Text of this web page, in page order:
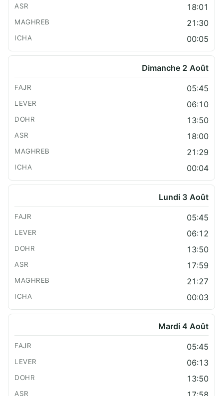
18:01
21:30
00:05
Dimanche 2 Août
05:45
06:10
13:50
18:00
21:29
00:04
Lundi 3 Août
05:45
06:12
13:50
17:59
21:27
00:03
Mardi 4 Août
05:45
06:13
13:50